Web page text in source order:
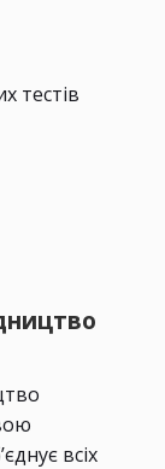
тестів
всіх